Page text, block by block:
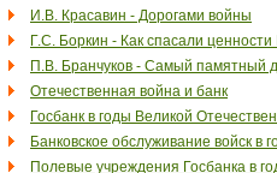
И.В. Красавин - Дорогами войны
Г.С. Боркин - Как спасали ценности
П.В. Бранчуков - Самый памятный
Отечественная война и банк
Госбанк в годы Великой
Банковское обслуживание войск в
Полевые учреждения Госбанка в